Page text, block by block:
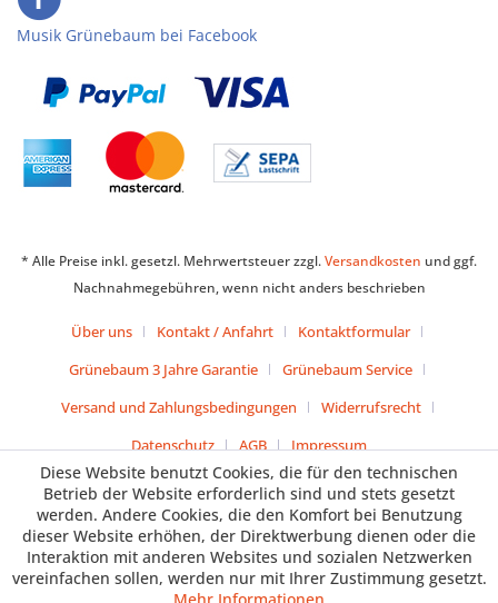
Musik Grünebaum bei Facebook
* Alle Preise inkl. gesetzl. Mehrwertsteuer zzgl.Versandkosten und ggf.
Nachnahmegebühren, wenn nicht anders beschrieben
Über uns Kontakt / Anfahrt
Kontaktformular
Grünebaum 3 Jahre Garantie
Grünebaum Service
Versand und Zahlungsbedingungen
Widerrufsrecht
Datenschutz
AGB Impressum
Diese Website benutzt Cookies, die für den technischen
Betrieb der Website erforderlich sind und stets gesetzt
werden. Andere Cookies, die den Komfort bei Benutzung
dieser Website erhöhen, der Direktwerbung dienen oder die
Interaktion mit anderen Websites und sozialen Netzwerken
vereinfachen sollen, werden nur mit Ihrer Zustimmung gesetzt.